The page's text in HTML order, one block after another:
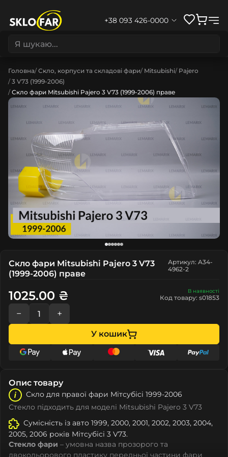
+38 093 426-0000
Головна Скло, корпуси та складові фари Mitsubishi Pajero
3 V73 (1999-2006)
Скло фари Mitsubishi Pajero 3 V73 (1999-2006) праве
Скло фари Mitsubishi Pajero 3 V73
(1999-2006) праве
Артикул: A34-
4962-2
В наявності
Код товару: s01853
1025.00 ₴
− +
У кошик
Опис товару
Скло для правої фари Мітcубіcі 1999-2006
Стекло підходить для моделі Mitsubishi Pajero 3 V73
Сумісність із авто 1999, 2000, 2001, 2002, 2003, 2004,
2005, 2006 років Мітcубіcі 3 V73.
Стекло фари – умовна назва прозорого та
двокольорового пластику передньої частини фари